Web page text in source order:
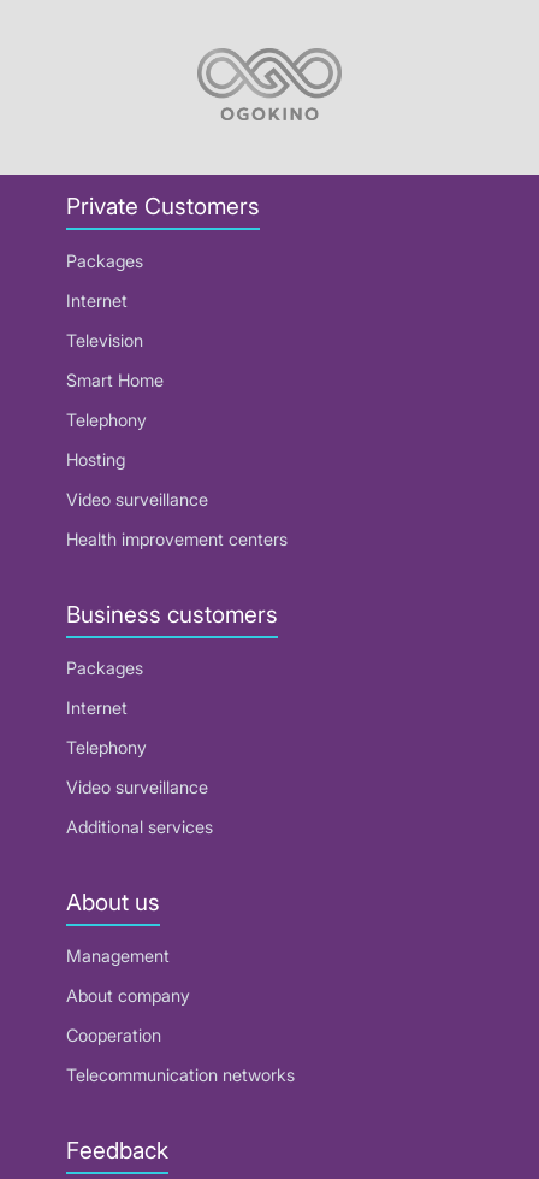
Private Customers
Packages
Internet
Television
Smart Home
Telephony
Hosting
Video surveillance
Health improvement centers
Business customers
Packages
Internet
Telephony
Video surveillance
Additional services
About us
Management
About company
Cooperation
Telecommunication networks
Feedback